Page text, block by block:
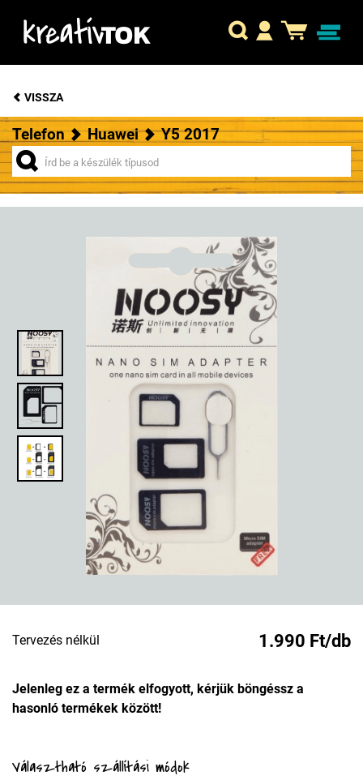
VISSZA
Telefon Huawei Y5 2017
Tervezés nélkül 1.990 Ft/db
Jelenleg ez a termék elfogyott, kérjük böngéssz a
hasonló termékek között!
Választható szállítási módok